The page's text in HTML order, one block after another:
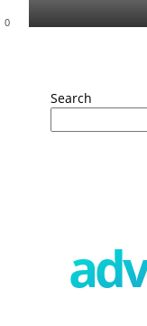
0
Search